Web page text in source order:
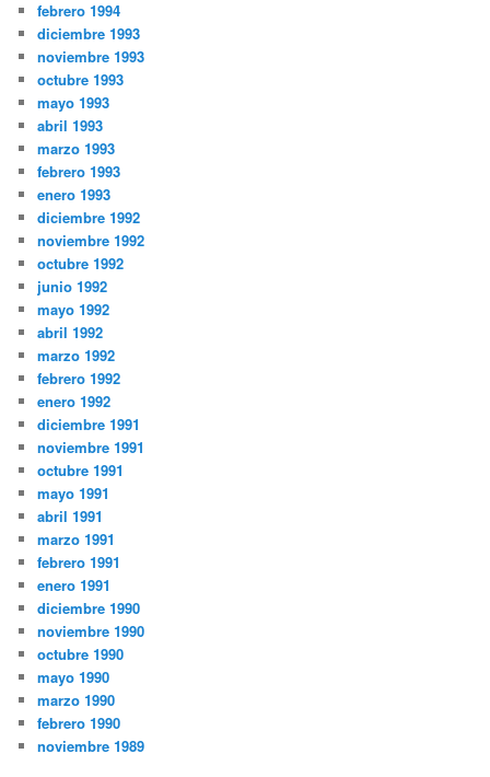
febrero 1994
diciembre 1993
noviembre 1993
octubre 1993
mayo 1993
abril 1993
marzo 1993
febrero 1993
enero 1993
diciembre 1992
noviembre 1992
octubre 1992
junio 1992
mayo 1992
abril 1992
marzo 1992
febrero 1992
enero 1992
diciembre 1991
noviembre 1991
octubre 1991
mayo 1991
abril 1991
marzo 1991
febrero 1991
enero 1991
diciembre 1990
noviembre 1990
octubre 1990
mayo 1990
marzo 1990
febrero 1990
noviembre 1989